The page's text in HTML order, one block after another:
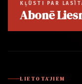
KĻŪSTI PAR
Abonē
LIETOTĀJIEM